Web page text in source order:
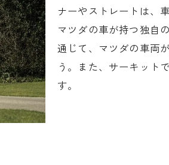
で実感するインテリアの快適さ
ダ試乗での注目ポイントを解説
乗で鈴鹿市の特別な魅力を再発見
がもたらす地域の魅力
の食とマツダ試乗の組み合わせ
前後に訪れたい鈴鹿市の観光スポッ
ダと鈴鹿市のコラボイベント情報
ナーやストレートは、
マツダの車が持つ独自
通じて、マツダの車両
う。また、サーキット
す。